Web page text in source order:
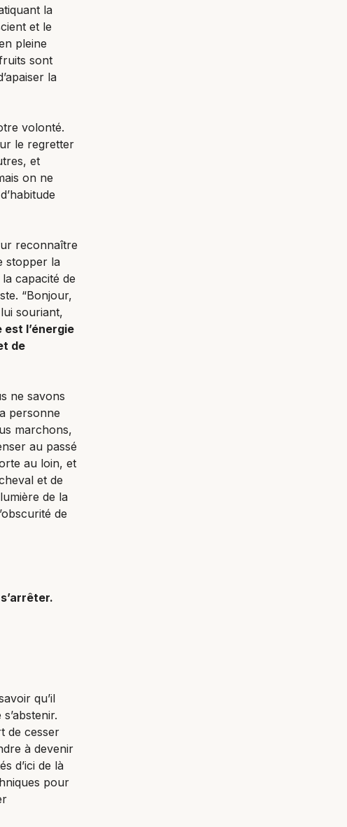
la
et le
pleine
sont
la
volonté.
le regretter
et
on ne
reconnaître
stopper la
capacité de
“Bonjour,
souriant,
l’énergie
de
ne savons
personne
marchons,
au passé
au loin, et
et de
de la
de
qu’il
de cesser
à devenir
d’ici de là
pour